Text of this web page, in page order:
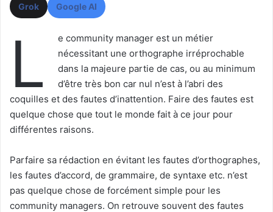
Grok Google AI
L
e community manager est un métier
nécessitant une orthographe irréprochable
dans la majeure partie de cas, ou au minimum
d’être très bon car nul n’est à l’abri des
coquilles et des fautes d’inattention. Faire des fautes est
quelque chose que tout le monde fait à ce jour pour
différentes raisons.
Parfaire sa rédaction en évitant les fautes d’orthographes,
les fautes d’accord, de grammaire, de syntaxe etc. n’est
pas quelque chose de forcément simple pour les
community managers. On retrouve souvent des fautes